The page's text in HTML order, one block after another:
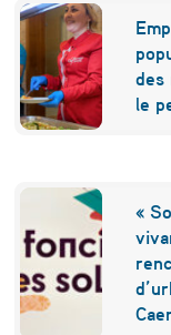
u
e
s
…
m
m
e
des
le
«